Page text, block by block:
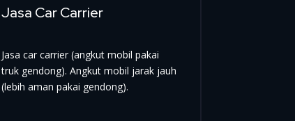
Jasa Car Carrier
Jasa car carrier (angkut mobil pakai
truk gendong). Angkut mobil jarak jauh
(lebih aman pakai gendong).